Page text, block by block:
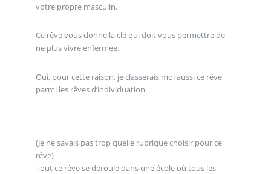
votre propre masculin.
Ce rêve vous donne la clé qui doit vous permettre de
ne plus vivre enfermée.
Oui, pour cette raison, je classerais moi aussi ce rêve
parmi les rêves d’individuation.
(Je ne savais pas trop quelle rubrique choisir pour ce
rêve)
Tout ce rêve se déroule dans une école où tous les